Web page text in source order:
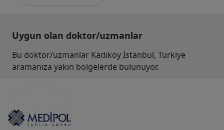
Uygun olan doktor/uzmanlar
Bu doktor/uzmanlar Kadıköy İstanbul, Türkiye
aramanıza yakın bölgelerde bulunuyor.